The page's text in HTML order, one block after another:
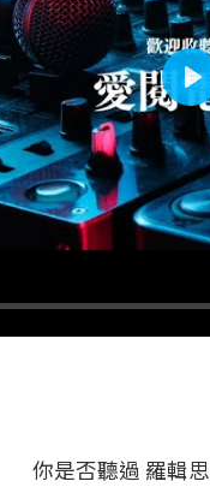
你是否聽過 羅輯